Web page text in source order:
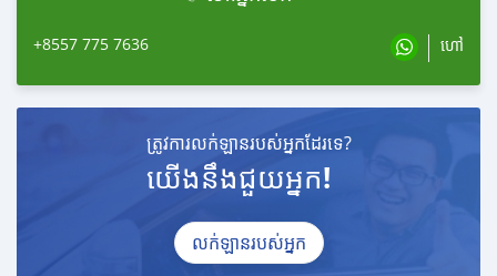
✅ ការប្រាក់ 0.57%-1.38%/ខែ
+8557 775 7636 ហៅ
ត្រូវការលក់ឡានរបស់អ្នកដែរទេ?
យើងនឹងជួយអ្នក!
លក់ឡានរបស់អ្នក